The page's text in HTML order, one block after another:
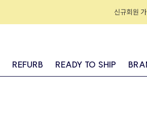
REFURB READY TO SHIP